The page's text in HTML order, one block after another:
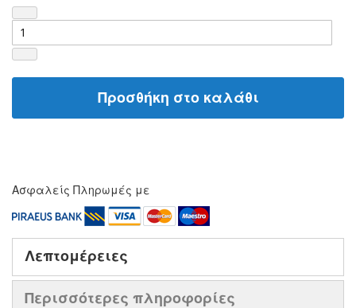
Προσθήκη στο καλάθι
Ασφαλείς Πληρωμές με
Λεπτομέρειες
Περισσότερες πληροφορίες